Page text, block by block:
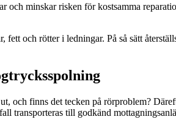
minskar risken för kostsamma
och rötter i ledningar. På så sätt
och finns det tecken på rörproblem?
transporteras till godkänd